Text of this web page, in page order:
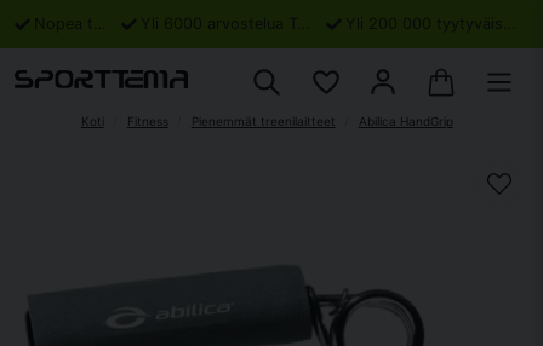
Nopea toimitus Yli 6000 arvostelua Trustpilotissa Yli 200 000 tyytyväistä asiakasta
Koti Fitness Pienemmät treenilaitteet Abilica HandGrip